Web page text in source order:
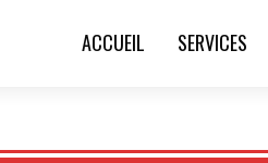
ACCUEIL SERVICES